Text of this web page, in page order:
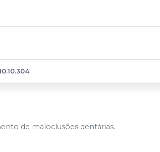
de maloclusões dentárias.